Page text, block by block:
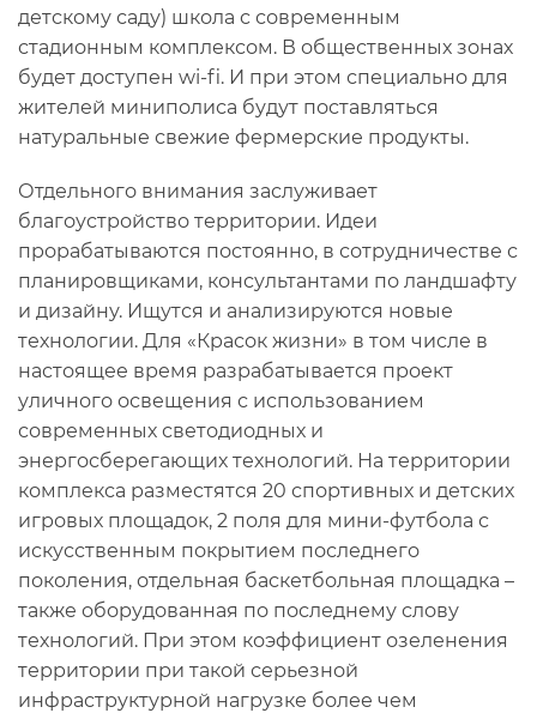
детскому саду) школа с современным
стадионным комплексом. В общественных зонах
будет доступен wi-fi. И при этом специально для
жителей миниполиса будут поставляться
натуральные свежие фермерские продукты.
Отдельного внимания заслуживает
благоустройство территории. Идеи
прорабатываются постоянно, в сотрудничестве с
планировщиками, консультантами по ландшафту
и дизайну. Ищутся и анализируются новые
технологии. Для «Красок жизни» в том числе в
настоящее время разрабатывается проект
уличного освещения с использованием
современных светодиодных и
энергосберегающих технологий. На территории
комплекса разместятся 20 спортивных и детских
игровых площадок, 2 поля для мини-футбола с
искусственным покрытием последнего
поколения, отдельная баскетбольная площадка –
также оборудованная по последнему слову
технологий. При этом коэффициент озеленения
территории при такой серьезной
инфраструктурной нагрузке более чем